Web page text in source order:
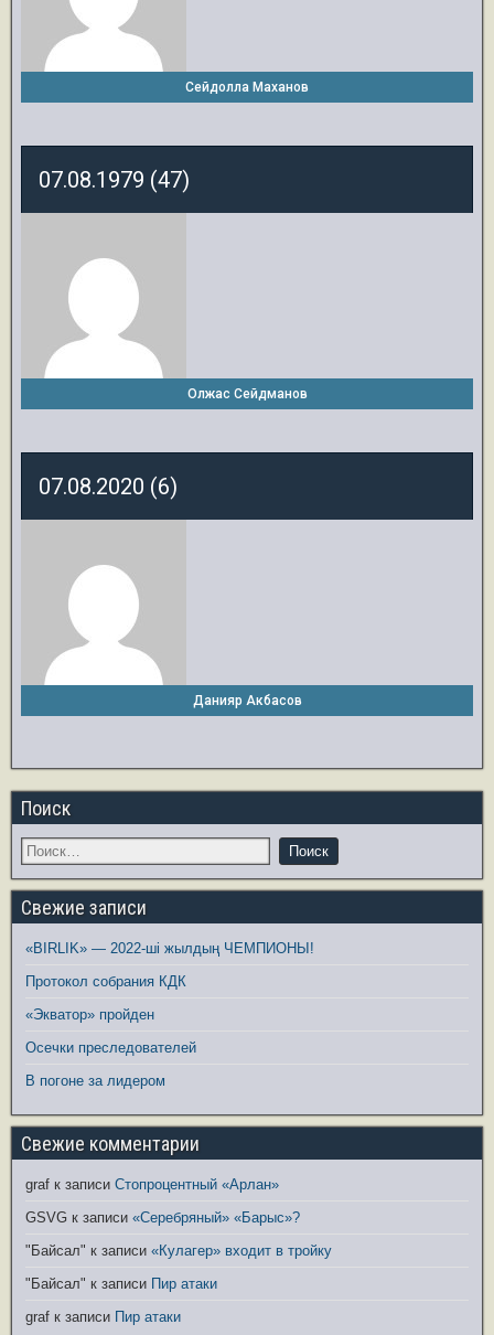
Сейдолла Маханов
07.08.1979 (47)
Олжас Сейдманов
07.08.2020 (6)
Данияр Акбасов
Поиск
Свежие записи
«BIRLIK» — 2022-ші жылдың ЧЕМПИОНЫ!
Протокол собрания КДК
«Экватор» пройден
Осечки преследователей
В погоне за лидером
Свежие комментарии
graf к записи Стопроцентный «Арлан»
GSVG к записи «Серебряный» «Барыс»?
"Байсал" к записи «Кулагер» входит в тройку
"Байсал" к записи Пир атаки
graf к записи Пир атаки